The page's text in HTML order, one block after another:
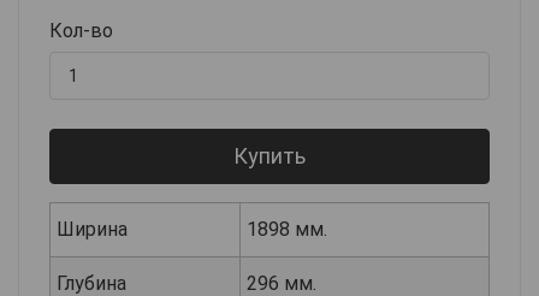
Кол-во
Купить
Ширина 1898 мм.
Глубина 296 мм.